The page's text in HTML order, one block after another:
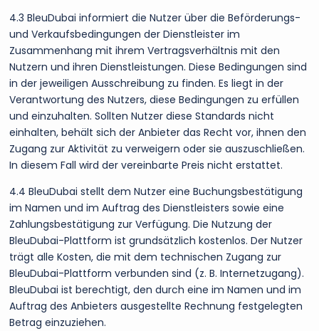
4.3 BleuDubai informiert die Nutzer über die Beförderungs-
und Verkaufsbedingungen der Dienstleister im
Zusammenhang mit ihrem Vertragsverhältnis mit den
Nutzern und ihren Dienstleistungen. Diese Bedingungen sind
in der jeweiligen Ausschreibung zu finden. Es liegt in der
Verantwortung des Nutzers, diese Bedingungen zu erfüllen
und einzuhalten. Sollten Nutzer diese Standards nicht
einhalten, behält sich der Anbieter das Recht vor, ihnen den
Zugang zur Aktivität zu verweigern oder sie auszuschließen.
In diesem Fall wird der vereinbarte Preis nicht erstattet.
4.4 BleuDubai stellt dem Nutzer eine Buchungsbestätigung
im Namen und im Auftrag des Dienstleisters sowie eine
Zahlungsbestätigung zur Verfügung. Die Nutzung der
BleuDubai-Plattform ist grundsätzlich kostenlos. Der Nutzer
trägt alle Kosten, die mit dem technischen Zugang zur
BleuDubai-Plattform verbunden sind (z. B. Internetzugang).
BleuDubai ist berechtigt, den durch eine im Namen und im
Auftrag des Anbieters ausgestellte Rechnung festgelegten
Betrag einzuziehen.